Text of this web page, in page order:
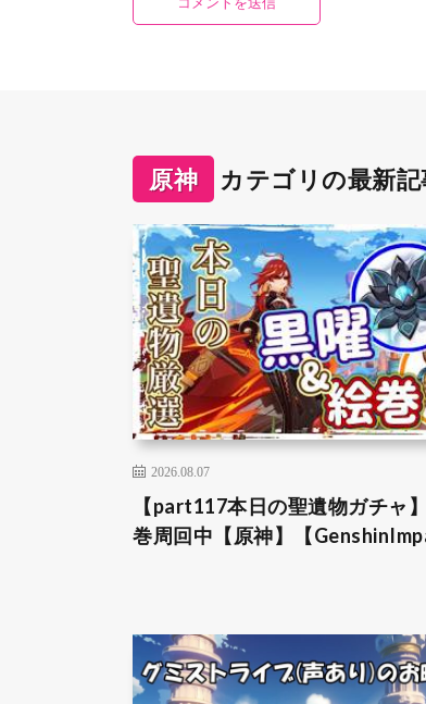
原神 カテゴリの最新記
2026.08.07
【part117本日の聖遺物ガチャ
巻周回中【原神】【